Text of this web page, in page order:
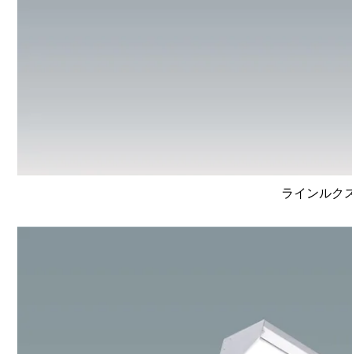
ラインルク